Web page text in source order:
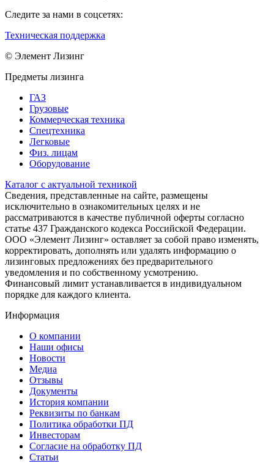
Следите за нами в соцсетях:
Техническая поддержка
© Элемент Лизинг
Предметы лизинга
ГАЗ
Грузовые
Коммерческая техника
Спецтехника
Легковые
Физ. лицам
Оборудование
Каталог с актуальной техникой
Сведения, представленные на сайте, размещены
исключительно в ознакомительных целях и не
рассматриваются в качестве публичной оферты согласно
статье 437 Гражданского кодекса Российской Федерации.
ООО «Элемент Лизинг» оставляет за собой право изменять,
корректировать, дополнять или удалять информацию о
лизинговых предложениях без предварительного
уведомления и по собственному усмотрению.
Финансовый лимит устанавливается в индивидуальном
порядке для каждого клиента.
Информация
О компании
Наши офисы
Новости
Медиа
Отзывы
Документы
История компании
Реквизиты по банкам
Политика обработки ПД
Инвесторам
Согласие на обработку ПД
Статьи